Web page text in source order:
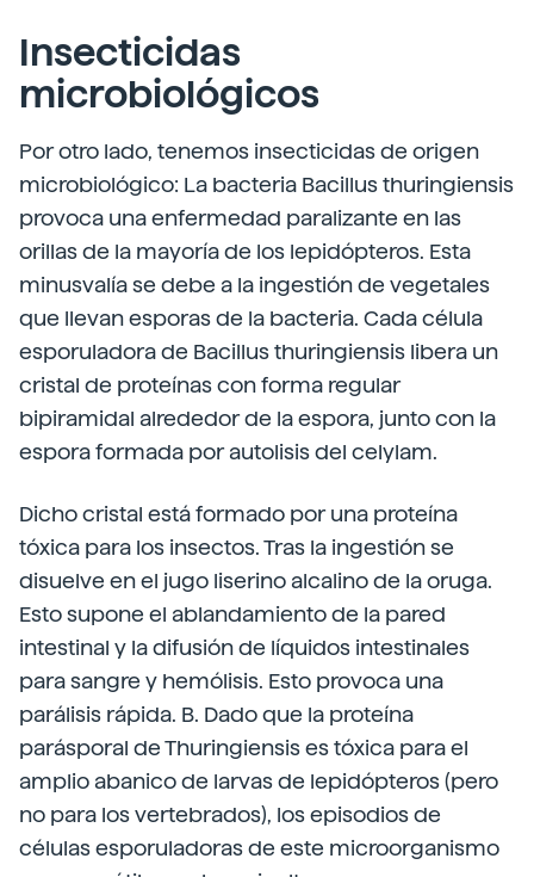
Insecticidas
microbiológicos
Por otro lado, tenemos insecticidas de origen
microbiológico: La bacteria Bacillus thuringiensis
provoca una enfermedad paralizante en las
orillas de la mayoría de los lepidópteros. Esta
minusvalía se debe a la ingestión de vegetales
que llevan esporas de la bacteria. Cada célula
esporuladora de Bacillus thuringiensis libera un
cristal de proteínas con forma regular
bipiramidal alrededor de la espora, junto con la
espora formada por autolisis del celylam.
Dicho cristal está formado por una proteína
tóxica para los insectos. Tras la ingestión se
disuelve en el jugo liserino alcalino de la oruga.
Esto supone el ablandamiento de la pared
intestinal y la difusión de líquidos intestinales
para sangre y hemólisis. Esto provoca una
parálisis rápida. B. Dado que la proteína
parásporal de Thuringiensis es tóxica para el
amplio abanico de larvas de lepidópteros (pero
no para los vertebrados), los episodios de
células esporuladoras de este microorganismo